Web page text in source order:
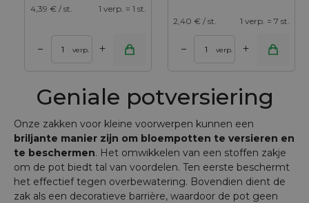
4,39 € / st. 1 verp. = 1 st.
– verp. +
2,40 € / st. 1 verp. = 7 st.
– verp. +
Geniale potversiering
Onze zakken voor kleine voorwerpen kunnen een
briljante manier zijn om bloempotten te versieren en
te beschermen. Het omwikkelen van een stoffen zakje
om de pot biedt tal van voordelen. Ten eerste beschermt
het effectief tegen overbewatering. Bovendien dient de
zak als een decoratieve barrière, waardoor de pot geen